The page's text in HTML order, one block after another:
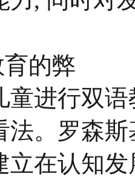
的弊
童进行双
法。罗森
立在认知